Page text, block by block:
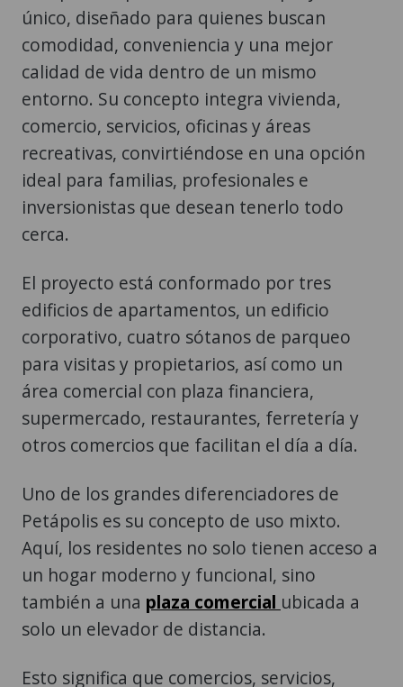
calidad de vida dentro de un mismo
entorno. Su concepto integra vivienda,
comercio, servicios, oficinas y áreas
recreativas, convirtiéndose en una opción
ideal para familias, profesionales e
inversionistas que desean tenerlo todo
cerca.
El proyecto está conformado por tres
corporativo, cuatro sótanos de parqueo
para visitas y propietarios, así como un
área comercial con plaza financiera,
supermercado, restaurantes, ferretería y
otros comercios que facilitan el día a día.
Uno de los grandes diferenciadores de
Aquí, los residentes no solo tienen acceso a
un hogar moderno y funcional, sino
también a unaplaza comercialubicada a
solo un elevador de distancia.
Esto significa que comercios, servicios,
opciones estarán dentro del mismo